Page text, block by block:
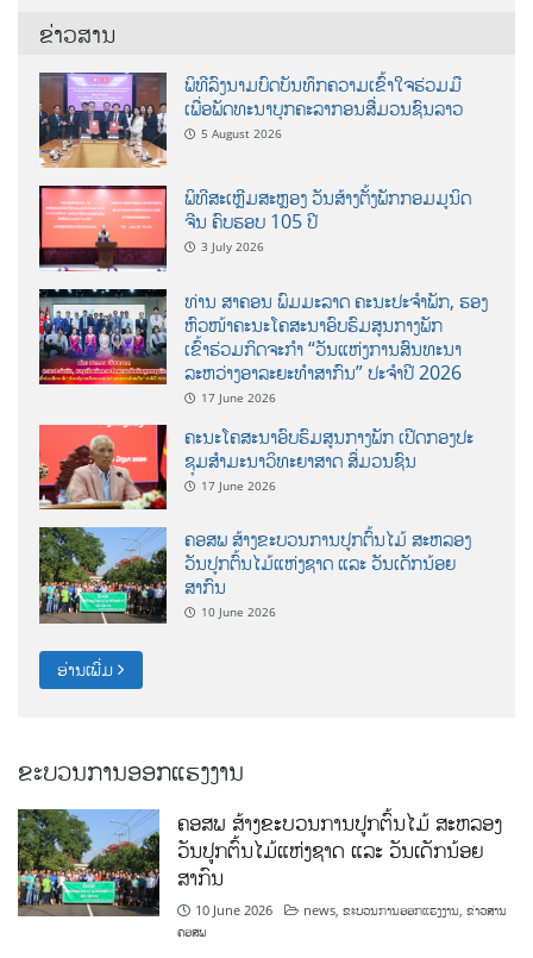
ຂ່າວສານ
ພິທີລົງນາມບົດບັນທຶກຄວາມເຂົ້າໃຈຮ່ວມມື
ເພື່ອພັດທະນາບຸກຄະລາກອນສື່ມວນຊົນລາວ
5 August 2026
ພິທີສະເຫຼີມສະຫຼອງ ວັນສ້າງຕັ້ງພັກກອມມູນິດ
ຈີນ ຄົບຮອບ 105 ປີ
3 July 2026
ທ່ານ ສາຄອນ ພົມມະລາດ ຄະນະປະຈໍາພັກ, ຮອງ
ຫົວໜ້າຄະນະໂຄສະນາອົບຮົມສູນກາງພັກ
ເຂົ້າຮ່ວມກິດຈະກຳ “ວັນແຫ່ງການສົນທະນາ
ລະຫວ່າງອາລະຍະທຳສາກົນ” ປະຈຳປີ 2026
17 June 2026
ຄະນະໂຄສະນາອົບຮົມສູນກາງພັກ ເປີດກອງປະ
ຊຸມສຳມະນາວິທະຍາສາດ ສຶ່ມວນຊົນ
17 June 2026
ຄອສພ ສ້າງຂະບວນການປູກຕົ້ນໄມ້ ສະຫລອງ
ວັນປູກຕົ້ນໄມ້ແຫ່ງຊາດ ແລະ ວັນເດັກນ້ອຍ
ສາກົນ
10 June 2026
ອ່ານເພີ່ມ
ຂະບວນການອອກແຮງງານ
ຄອສພ ສ້າງຂະບວນການປູກຕົ້ນໄມ້ ສະຫລອງ
ວັນປູກຕົ້ນໄມ້ແຫ່ງຊາດ ແລະ ວັນເດັກນ້ອຍ
ສາກົນ
10 June 2026 news,ຂະບວນການອອກແຮງງານ,ຂ່າວສານ
ຄອສພ